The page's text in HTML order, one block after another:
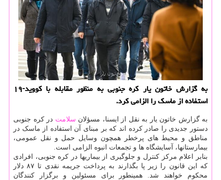
به گزارش خاتون یار كره جنوبی به منظور مقابله با كووید-۱۹
استفاده از ماسك را الزامی كرد.
به گزارش خاتون یار به نقل از ایسنا، مسؤلان سلامت در کره جنوبی
دستور جدیدی را صادر کرده اند که بر مبنای آن استفاده از ماسک در
مناطق و محیط های پرخطر همچون وسایل حمل و نقل عمومی،
بیمارستانها، آسایشگاه ها و تجمعات انبوه الزامی است.
بنابر اعلام مرکز کنترل و جلوگیری از بیماریها در کره جنوبی، افرادی
که این قانون را زیر پا بگذارند به پرداخت جریمه نقدی تا ۸۷ دلار
محکوم خواهند شد. همینطور برای مسئولین و برگزار کنندگان